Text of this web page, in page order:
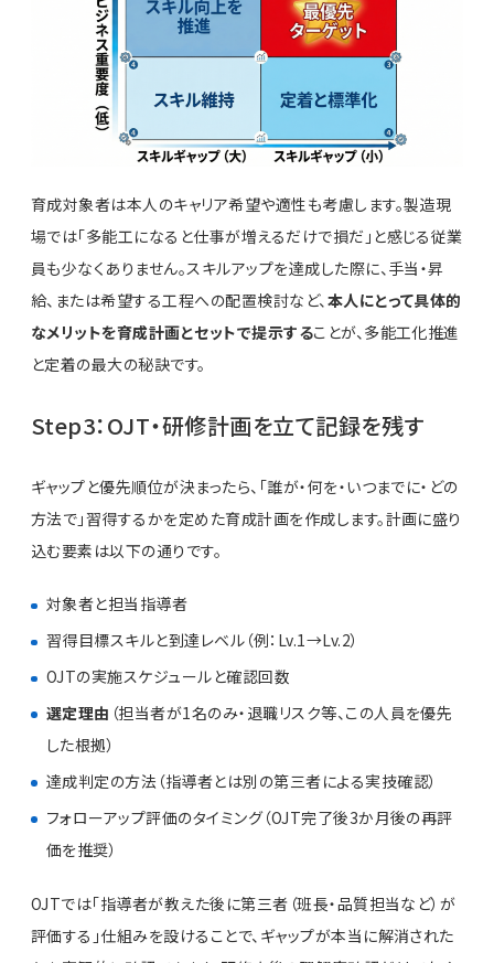
育成対象者は本人のキャリア希望や適性も考慮します。製造現
場では「多能工になると仕事が増えるだけで損だ」と感じる従業
員も少なくありません。スキルアップを達成した際に、手当・昇
給、または希望する工程への配置検討など、 本人にとって具体的
なメリットを育成計画とセットで提示することが、多能工化推進
と定着の最大の秘訣です。
Step3：OJT・研修計画を立て記録を残す
ギャップと優先順位が決まったら、「誰が・何を・いつまでに・どの
方法で」習得するかを定めた育成計画を作成します。計画に盛り
込む要素は以下の通りです。
対象者と担当指導者
習得目標スキルと到達レベル（例：Lv.1→Lv.2）
OJTの実施スケジュールと確認回数
選定理由 （担当者が1名のみ・退職リスク等、この人員を優先
した根拠）
達成判定の方法（指導者とは別の第三者による実技確認）
フォローアップ評価のタイミング（OJT完了後3か月後の再評
価を推奨）
OJTでは「指導者が教えた後に第三者（班長・品質担当など）が
評価する」仕組みを設けることで、ギャップが本当に解消された